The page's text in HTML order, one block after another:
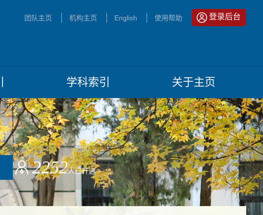
团队主页 机构主页 English 使用帮助 登录后台
学科索引 关于主页
2252人已开通